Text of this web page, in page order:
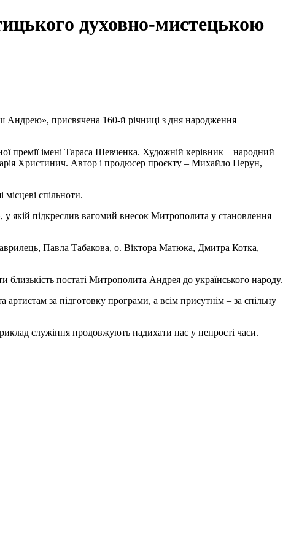
духовно-мистецькою
Андрею», присвячена 160-й річниці з дня народження
премії імені Тараса Шевченка. Художній керівник – народний
Христинич. Автор і продюсер проєкту – Михайло Перун,
спільноти.
якій підкреслив вагомий внесок Митрополита у становлення
Павла Табакова, о. Віктора Матюка, Дмитра Котка,
постаті Митрополита Андрея до українського народу.
артистам за підготовку програми, а всім присутнім – за спільну
служіння продовжують надихати нас у непрості часи.